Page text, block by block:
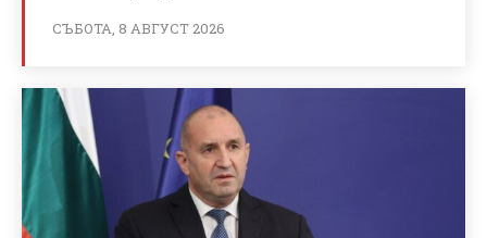
СЪБОТА, 8 АВГУСТ 2026